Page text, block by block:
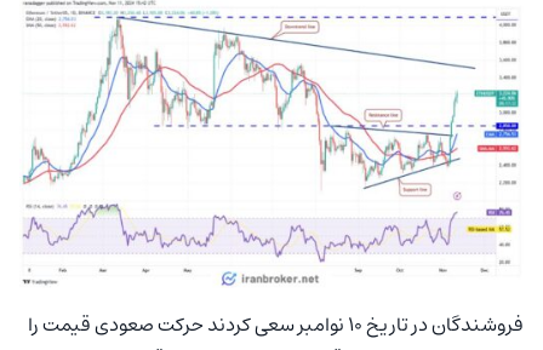
فروشندگان در تاریخ ۱۰ نوامبر سعی کردند حرکت صعودی قیمت را